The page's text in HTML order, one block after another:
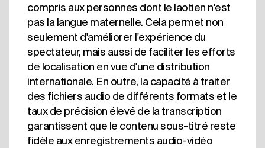
compris aux personnes dont le laotien n'est
pas la langue maternelle. Cela permet non
seulement d'améliorer l'expérience du
spectateur, mais aussi de faciliter les efforts
de localisation en vue d'une distribution
internationale. En outre, la capacité à traiter
des fichiers audio de différents formats et le
taux de précision élevé de la transcription
garantissent que le contenu sous-titré reste
fidèle aux enregistrements audio-vidéo